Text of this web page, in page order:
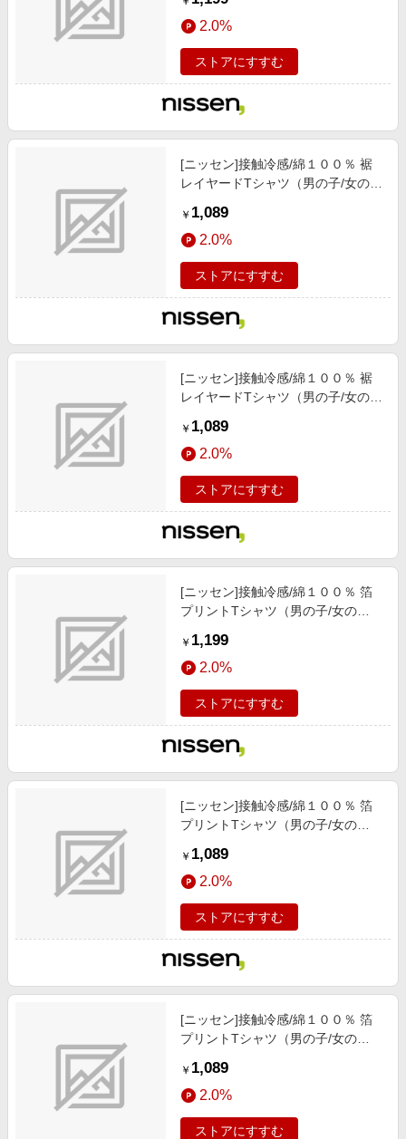
ュニック / Tシャツ/カットソー/黒
2.0%
ストアにすすむ
[ニッセン]接触冷感/綿１００％ 裾
レイヤードTシャツ（男の子/女の
ュニック / Tシャツ/カットソー/サ
ックス
￥ 1,089
2.0%
ストアにすすむ
[ニッセン]接触冷感/綿１００％ 裾
レイヤードTシャツ（男の子/女の
ュニック / Tシャツ/カットソー/ラ
ベンダー
￥ 1,089
2.0%
ストアにすすむ
[ニッセン]接触冷感/綿１００％ 箔
プリントTシャツ（男の子/女の
ュニック / Tシャツ/カットソー/チ
ャコールグレー
￥ 1,199
2.0%
ストアにすすむ
[ニッセン]接触冷感/綿１００％ 箔
プリントTシャツ（男の子/女の
ュニック / Tシャツ/カットソー/チ
ャコールグレー
￥ 1,089
2.0%
ストアにすすむ
[ニッセン]接触冷感/綿１００％ 箔
プリントTシャツ（男の子/女の
ュニック / Tシャツ/カットソー/黒
￥ 1,089
2.0%
ストアにすすむ